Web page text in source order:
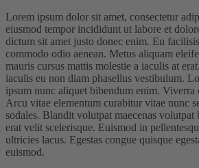
Lorem ipsum dolor sit amet, consectetur
eiusmod tempor incididunt ut labore et
dictum sit amet justo donec enim. Eu
commodo odio aenean. Metus aliquam
mauris cursus mattis molestie a iaculis at
iaculis eu non diam phasellus vestibulum.
ipsum nunc aliquet bibendum enim. Viverra
Arcu vitae elementum curabitur vitae nunc
sodales. Blandit volutpat maecenas volutpat
erat velit scelerisque. Euismod in
ultricies lacus. Egestas congue quisque
euismod.